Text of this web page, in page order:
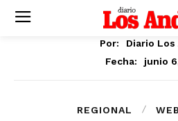
Por:
Diario Los
Fecha:
junio
REGIONAL